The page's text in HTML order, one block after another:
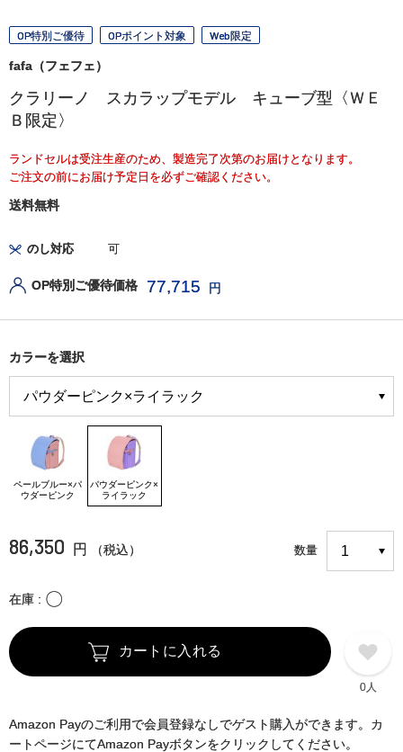
OP特別ご優待 OPポイント対象 Web限定
fafa（フェフェ）
クラリーノ スカラップモデル キューブ型〈ＷＥ
Ｂ限定〉
ランドセルは受注生産のため、製造完了次第のお届けとなります。
ご注文の前にお届け予定日を必ずご確認ください。
送料無料
のし対応 可
OP特別ご優待価格 77,715 円
カラーを選択
ペールブルー×パ
ウダーピンク
パウダーピンク×
ライラック
86,350 円 （税込） 数量
在庫 〇
カートに入れる
0人
Amazon Payのご利用で会員登録なしでゲスト購入ができます。カ
ートページにてAmazon Payボタンをクリックしてください。